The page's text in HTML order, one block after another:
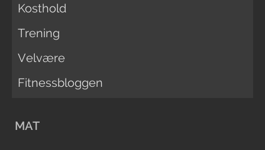
Kosthold
Trening
Velvære
Fitnessbloggen
MAT